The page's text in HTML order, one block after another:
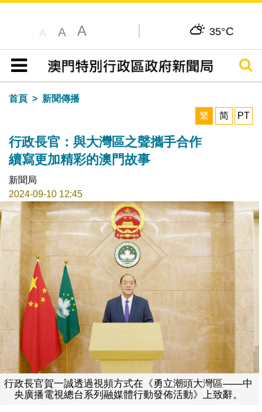
A A A 35°C
目錄
搜尋
首頁
新聞傳播
繁
简 PT
行政長官：與大灣區之聲攜手合作
續寫更加精彩的澳門故事
新聞局
2024-09-10 12:45
行政長官賀一誠透過視頻方式在《勇立潮頭大灣區——中
央廣播電視總台系列融媒體行動發佈活動》上致辭。